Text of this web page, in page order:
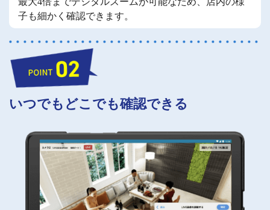
子も細かく確認できます。
いつでもどこでも確認できる